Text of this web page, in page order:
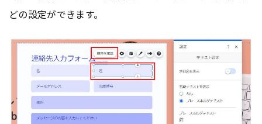
どの設定ができます。